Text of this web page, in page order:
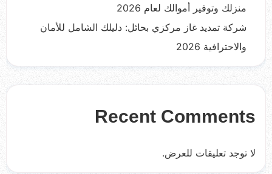
منزلك وتوفير أموالك لعام 2026
شركة تمديد غاز مركزي بحائل: دليلك الشامل للأمان
والاحترافية 2026
Recent Comments
لا توجد تعليقات للعرض.